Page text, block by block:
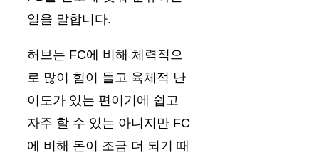
일을 말합니다.
허브는 FC에 비해 체력적으
로 많이 힘이 들고 육체적 난
이도가 있는 편이기에 쉽고
자주 할 수 있는 아니지만 FC
에 비해 돈이 조금 더 되기 때